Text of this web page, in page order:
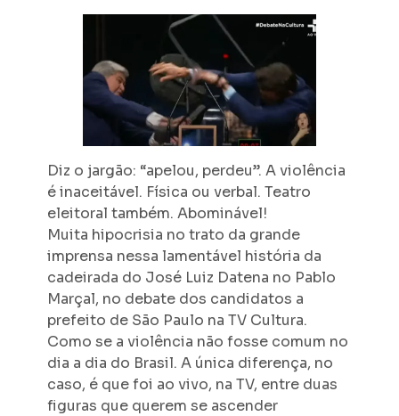
Diz o jargão: “apelou, perdeu”. A violência
é inaceitável. Física ou verbal. Teatro
eleitoral também. Abominável!
Muita hipocrisia no trato da grande
imprensa nessa lamentável história da
cadeirada do José Luiz Datena no Pablo
Marçal, no debate dos candidatos a
prefeito de São Paulo na TV Cultura.
Como se a violência não fosse comum no
dia a dia do Brasil. A única diferença, no
caso, é que foi ao vivo, na TV, entre duas
figuras que querem se ascender